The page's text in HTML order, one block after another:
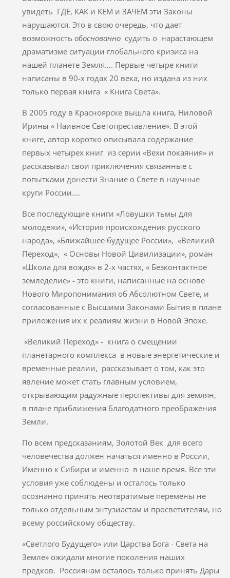
увидеть ГДЕ, КАК и КЕМ и ЗАЧЕМ эти Законы
нарушаются. Это в свою очередь, что дает
возможностьобоснованно судить о нарастающем
драматизме ситуации глобального кризиса на
нашей планете Земля…. Первые четыре книги
написаны в 90-х годах 20 века, но издана из них
только первая книга « Книга Света».
В 2005 году в Красноярске вышла книга, Ниловой
Ирины « Наивное Светопреставление». В этой
книге, автор коротко описывала содержание
первых четырех книг из серии «Вехи покаяния» и
рассказывал свои приключения связанные с
попытками донести Знание о Свете в научные
круги России….
Все последующие книги «Ловушки тьмы для
молодежи», «История происхождения русского
народа», «Ближайшее будущее России», «Великий
Переход», « Основы Новой Цивилизации», роман
«Школа для вождя» в 2-х частях, « Безконтактное
земледелие» - это книги, написанные на основе
Нового Миропонимания об Абсолютном Свете, и
согласованные с Высшими Законами Бытия в плане
приложения их к реалиям жизни в Новой Эпохе.
«Великий Переход» - книга о смещении
планетарного комплекса в новые энергетические и
временные реалии, рассказывает о том, как это
явление может стать главным условием,
открывающим радужные перспективы для землян,
в плане приближения благодатного преображения
Земли.
По всем предсказаниям, Золотой Век для всего
человечества должен начаться именно в России,
Именно к Сибири и именно в наше время. Все эти
условия уже соблюдены и осталось только
осознанно принять неотвратимые перемены не
только отдельным энтузиастам и просветителям, но
всему российскому обществу.
«Светлого Будущего» или Царства Бога - Света на
Земле» ожидали многие поколения наших
предков. Россиянам осталось только принять Дары